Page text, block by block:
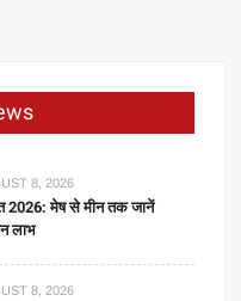
8, 2026
मेष से मीन तक जानें
लाभ
8, 2026